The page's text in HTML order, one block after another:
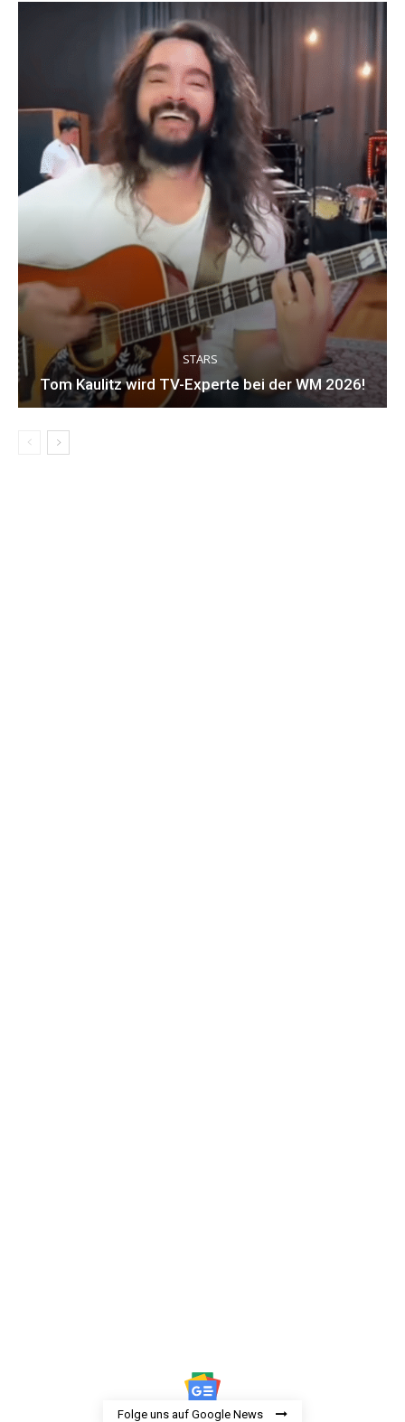
STARS
Tom Kaulitz wird TV-Experte bei der WM 2026!
Folge uns auf Google News